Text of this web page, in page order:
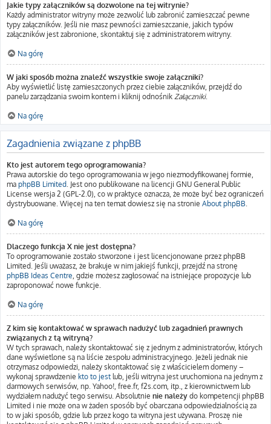
Jakie typy załączników są dozwolone na tej witrynie?
Każdy administrator witryny może zezwolić lub zabronić zamieszczać pewne
typy załączników. Jeśli nie masz pewności zamieszczanie, jakich typów
załączników jest zabronione, skontaktuj się z administratorem witryny.
Na górę
W jaki sposób można znaleźć wszystkie swoje załączniki?
Aby wyświetlić listę zamieszczonych przez ciebie załączników, przejdź do
panelu zarządzania swoim kontem i kliknij odnośnik Załączniki.
Na górę
Zagadnienia związane z phpBB
Kto jest autorem tego oprogramowania?
Prawa autorskie do tego oprogramowania w jego niezmodyfikowanej formie,
ma phpBB Limited. Jest ono publikowane na licencji GNU General Public
License wersja 2 (GPL-2.0), co w praktyce oznacza, że może być bez ograniczeń
dystrybuowane. Więcej na ten temat dowiesz się na stronie About phpBB.
Na górę
Dlaczego funkcja X nie jest dostępna?
To oprogramowanie zostało stworzone i jest licencjonowane przez phpBB
Limited. Jeśli uważasz, że brakuje w nim jakiejś funkcji, przejdź na stronę
phpBB Ideas Centre, gdzie możesz zagłosować na istniejące propozycje lub
zaproponować nowe funkcje.
Na górę
Z kim się kontaktować w sprawach nadużyć lub zagadnień prawnych
związanych z tą witryną?
W tych sprawach, należy skontaktować się z jednym z administratorów, których
dane wyświetlone są na liście zespołu administracyjnego. Jeżeli jednak nie
otrzymasz odpowiedzi, należy skontaktować się z właścicielem domeny –
wykonaj sprawdzenie kto to jest lub, jeśli witryna jest uruchomiona na jednym z
darmowych serwisów, np. Yahoo!, free.fr, f2s.com, itp., z kierownictwem lub
wydziałem nadużyć tego serwisu. Absolutnie nie należy do kompetencji phpBB
Limited i nie może ona w żaden sposób być obarczana odpowiedzialnością za
to w jaki sposób, gdzie lub przez kogo ta witryna jest używana. Proszę nie